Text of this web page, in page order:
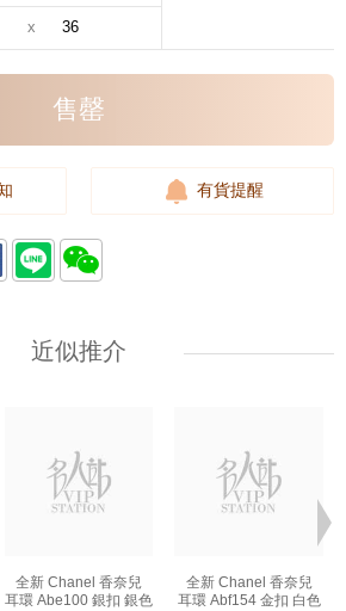
x 36
售罄
有貨提醒
近似推介
全新 Chanel 香奈兒
耳環 Abe100 銀扣 銀色
全新 Chanel 香奈兒
耳環 Abf154 金扣 白色